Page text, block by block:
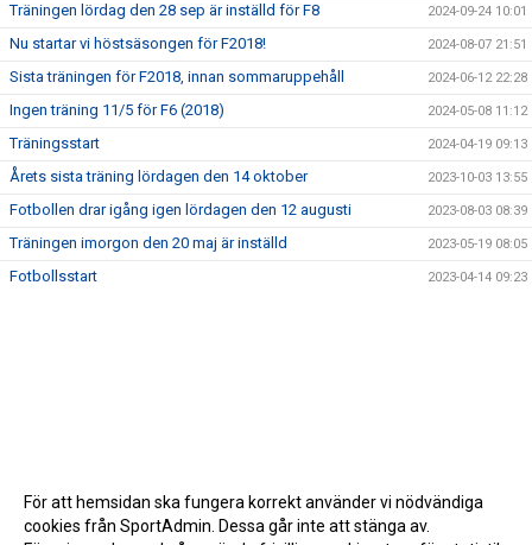
Träningen lördag den 28 sep är inställd för F8 2024-09-24 10:01
Nu startar vi höstsäsongen för F2018! 2024-08-07 21:51
Sista träningen för F2018, innan sommaruppehåll 2024-06-12 22:28
Ingen träning 11/5 för F6 (2018) 2024-05-08 11:12
Träningsstart 2024-04-19 09:13
Årets sista träning lördagen den 14 oktober 2023-10-03 13:55
Fotbollen drar igång igen lördagen den 12 augusti 2023-08-03 08:39
Träningen imorgon den 20 maj är inställd 2023-05-19 08:05
Fotbollsstart 2023-04-14 09:23
För att hemsidan ska fungera korrekt använder vi nödvändiga
cookies från SportAdmin. Dessa går inte att stänga av.